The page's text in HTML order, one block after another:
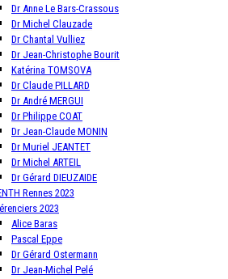
Dr Anne Le Bars-Crassous
Dr Michel Clauzade
Dr Chantal Vulliez
Dr Jean-Christophe Bourit
Katérina TOMSOVA
Dr Claude PILLARD
Dr André MERGUI
Dr Philippe COAT
Dr Jean-Claude MONIN
Dr Muriel JEANTET
Dr Michel ARTEIL
Dr Gérard DIEUZAIDE
Rennes 2023
2023
Alice Baras
Pascal Eppe
Dr Gérard Ostermann
Dr Jean-Michel Pelé